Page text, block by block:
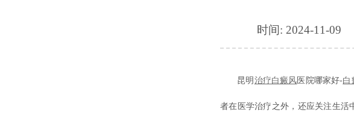
时间: 2024-11-09
昆明 治疗白癜风 医院哪家好-白
者在医学治疗之外，还应关注生活